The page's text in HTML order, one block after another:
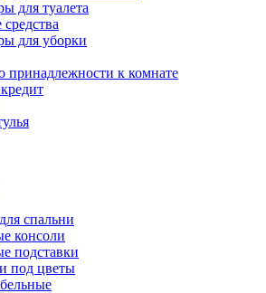
для туалета
для уборки
принадлежности к комнате
спальни
консоли
подставки
под цветы